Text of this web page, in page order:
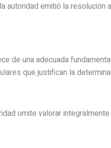
autoridad emitió la resolución
de una adecuada
que justifican la
omite valorar